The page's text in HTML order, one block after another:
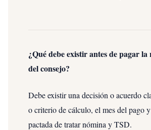
¿Qué debe existir antes de pagar
del consejo?
Debe existir una decisión o acuerdo
o criterio de cálculo, el mes del pago
pactada de tratar nómina y TSD.